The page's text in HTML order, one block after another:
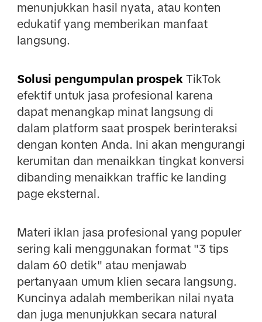
menunjukkan hasil nyata, atau konten
edukatif yang memberikan manfaat
langsung.
Solusi pengumpulan prospek TikTok
efektif untuk jasa profesional karena
dapat menangkap minat langsung di
dalam platform saat prospek berinteraksi
dengan konten Anda. Ini akan mengurangi
kerumitan dan menaikkan tingkat konversi
dibanding menaikkan traffic ke landing
page eksternal.
Materi iklan jasa profesional yang populer
sering kali menggunakan format "3 tips
dalam 60 detik" atau menjawab
pertanyaan umum klien secara langsung.
Kuncinya adalah memberikan nilai nyata
dan juga menunjukkan secara natural